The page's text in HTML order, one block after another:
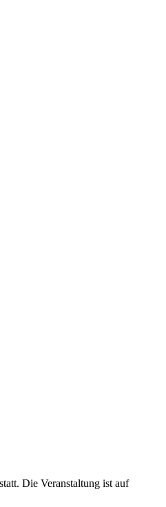
Die Veranstaltung ist auf